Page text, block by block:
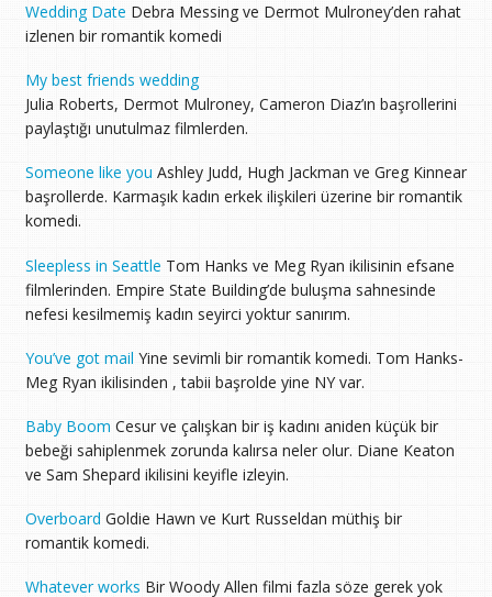
Wedding Date Debra Messing ve Dermot Mulroney’den rahat
izlenen bir romantik komedi
My best friends wedding
Julia Roberts, Dermot Mulroney, Cameron Diaz’ın başrollerini
paylaştığı unutulmaz filmlerden.
Someone like you Ashley Judd, Hugh Jackman ve Greg Kinnear
başrollerde. Karmaşık kadın erkek ilişkileri üzerine bir romantik
komedi.
Sleepless in Seattle Tom Hanks ve Meg Ryan ikilisinin efsane
filmlerinden. Empire State Building’de buluşma sahnesinde
nefesi kesilmemiş kadın seyirci yoktur sanırım.
You’ve got mail Yine sevimli bir romantik komedi. Tom Hanks-
Meg Ryan ikilisinden , tabii başrolde yine NY var.
Baby Boom Cesur ve çalışkan bir iş kadını aniden küçük bir
bebeği sahiplenmek zorunda kalırsa neler olur. Diane Keaton
ve Sam Shepard ikilisini keyifle izleyin.
Overboard Goldie Hawn ve Kurt Russeldan müthiş bir
romantik komedi.
Whatever works Bir Woody Allen filmi fazla söze gerek yok